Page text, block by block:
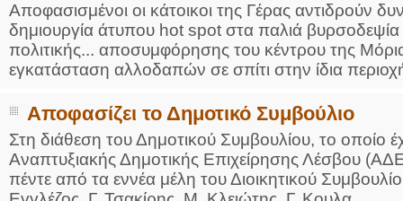
Αποφασισμένοι οι κάτοικοι της Γέρας αντιδρούν
δημιουργία άτυπου hot spot στα παλιά
πολιτικής... αποσυμφόρησης του κέντρου της
εγκατάσταση αλλοδαπών σε σπίτι στην ίδια
Αποφασίζει το Δημοτικό Συμβούλιο
Στη διάθεση του Δημοτικού Συμβουλίου, το οποίο
Αναπτυξιακής Δημοτικής Επιχείρησης Λέσβου
πέντε από τα εννέα μέλη του Διοικητικού